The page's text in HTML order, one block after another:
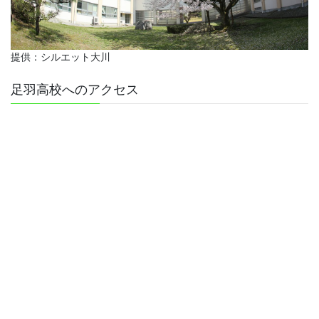
提供：シルエット大川
足羽高校へのアクセス